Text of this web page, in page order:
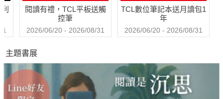
閱讀有禮，TCL平板送觸
控筆
2026/06/20 - 2026/08/31
TCL數位筆記本送月讀包1
年
2026/06/20 - 2026/08/31
主題書展